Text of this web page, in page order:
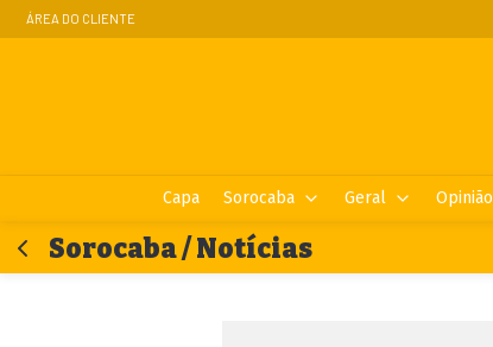
ÁREA DO CLIENTE
Capa Sorocaba Geral Opinião
Sorocaba / Notícias